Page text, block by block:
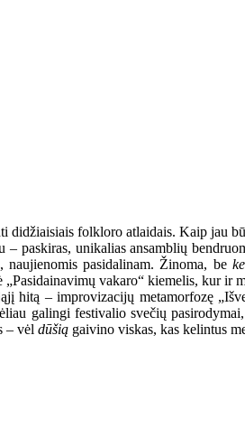
folkloro atlaidais. Kaip jau
unikalias ansamblių
pasidalinam. Žinoma, be
vakaro“ kiemelis, kur ir
hitą – improvizacijų metamorfozę
galingi festivalio svečių
– vėl dūšią gaivino viskas, kas kelintus